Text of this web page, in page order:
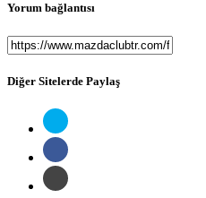
Yorum bağlantısı
Diğer Sitelerde Paylaş